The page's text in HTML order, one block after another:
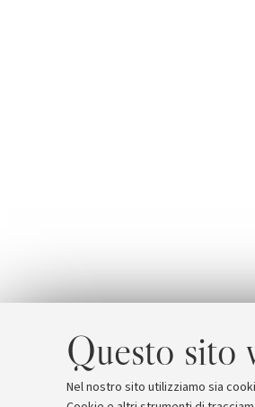
Questo sito
Nel nostro sito utilizziamo sia